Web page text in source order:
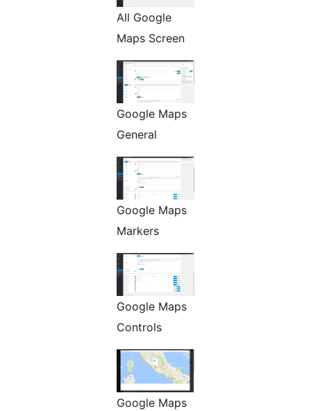
All Google
Maps Screen
Google Maps
General
Google Maps
Markers
Google Maps
Controls
Google Maps